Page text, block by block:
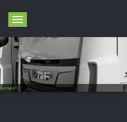
Toggle
navigation
II